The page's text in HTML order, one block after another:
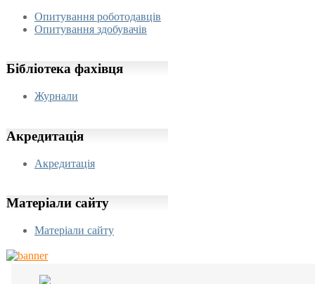
Опитування роботодавців
Опитування здобувачів
Бібліотека фахівця
Журнали
Акредитація
Акредитація
Матеріали сайту
Матеріали сайту